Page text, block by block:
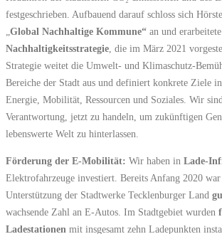
festgeschrieben. Aufbauend darauf schloss sich
„Global Nachhaltige Kommune“ an und
Nachhaltigkeitsstrategie, die im März 2021
Strategie weitet die Umwelt- und Klimaschutz-
Bereiche der Stadt aus und definiert konkrete Ziele
Energie, Mobilität, Ressourcen und Soziales. Wir
Verantwortung, jetzt zu handeln, um zukünftigen
lebenswerte Welt zu hinterlassen.
Förderung der E-Mobilität: Wir haben in Lade-
Elektrofahrzeuge investiert. Bereits Anfang 2020
Unterstützung der Stadtwerke Tecklenburger Land
wachsende Zahl an E-Autos. Im Stadtgebiet wurden
Ladestationen mit insgesamt zehn Ladepunkten